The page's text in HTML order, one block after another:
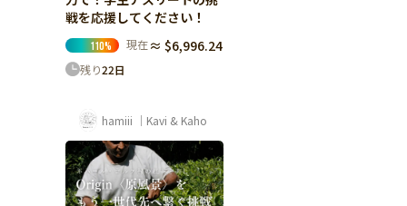
戦を応援してください！
110% 現在 ≈ $6,996.24
残り22日
hamiii ｜Kavi & Kaho